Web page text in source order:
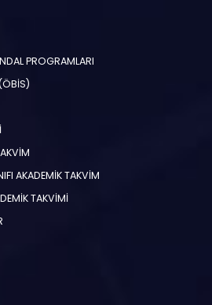
PROGRAMLARI
AKADEMİK TAKVİM
TAKVİMİ